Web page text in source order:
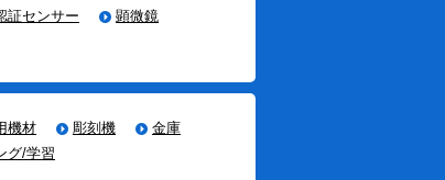
証センサー
顕微鏡
機材 彫刻機
金庫
グ/学習